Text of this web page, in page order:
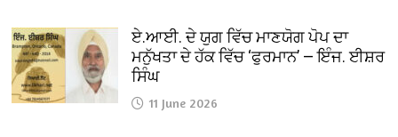
ਏ.ਆਈ. ਦੇ ਯੁਗ ਵਿੱਚ ਮਾਣਯੋਗ ਪੋਪ ਦਾ
ਮਨੁੱਖਤਾ ਦੇ ਹੱਕ ਵਿੱਚ ‘ਫੁਰਮਾਨ’ — ਇੰਜ. ਈਸ਼ਰ
ਸਿੰਘ
11 June 2026